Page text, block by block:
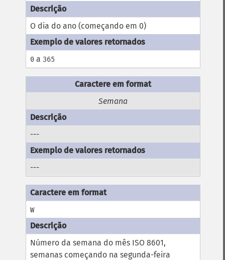
O dia do ano (começando em 0)
0 a 365
Semana
---
---
W
Número da semana do mês ISO 8601,
semanas começando na segunda-feira